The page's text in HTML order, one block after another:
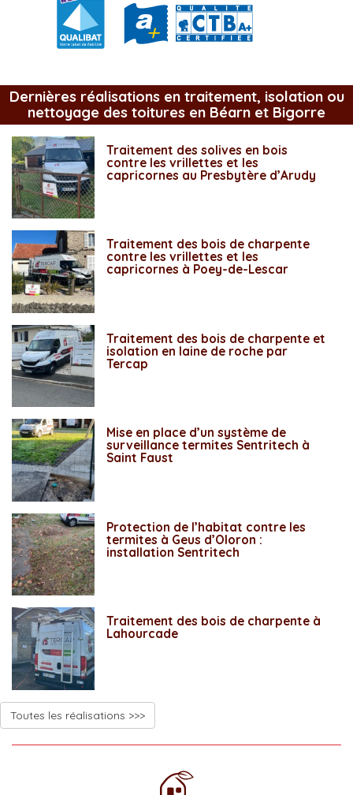
Dernières réalisations en traitement, isolation ou
nettoyage des toitures en Béarn et Bigorre
Traitement des solives en bois
contre les vrillettes et les
capricornes au Presbytère d’Arudy
Traitement des bois de charpente
contre les vrillettes et les
capricornes à Poey-de-Lescar
Traitement des bois de charpente et
isolation en laine de roche par
Tercap
Mise en place d’un système de
surveillance termites Sentritech à
Saint Faust
Protection de l’habitat contre les
termites à Geus d’Oloron :
installation Sentritech
Traitement des bois de charpente à
Lahourcade
Toutes les réalisations >>>